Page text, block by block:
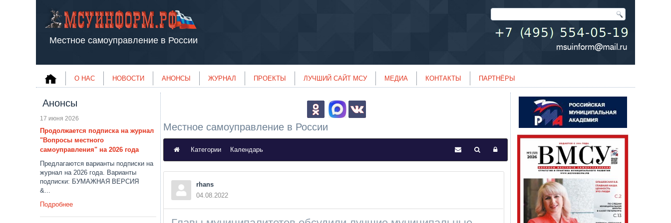
Местное самоуправление в России
О НАС НОВОСТИ АНОНСЫ ЖУРНАЛ ПРОЕКТЫ ЛУЧШИЙ САЙТ МСУ МЕДИА КОНТАКТЫ ПАРТНЁРЫ
Анонсы
17 июня 2026
Продолжается подписка на журнал
"Вопросы местного
самоуправления" на 2026 года
Предлагаются варианты подписки на
журнал на 2026 года. Варианты
подписки: БУМАЖНАЯ ВЕРСИЯ
&...
Подробнее
Местное самоуправление в России
Категории Календарь
rhans
04.08.2022